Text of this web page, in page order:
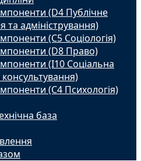
(D4 Публічне
та адміністрування)
(С5 Соціологія)
(D8 Право)
(I10 Соціальна
(С4 Психологія)
база